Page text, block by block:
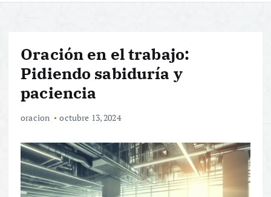
Oración en el trabajo:
Pidiendo sabiduría y
paciencia
oracion octubre 13, 2024